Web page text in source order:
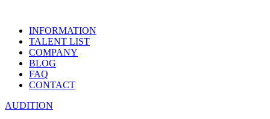
INFORMATION
TALENT LIST
COMPANY
BLOG
FAQ
CONTACT
AUDITION